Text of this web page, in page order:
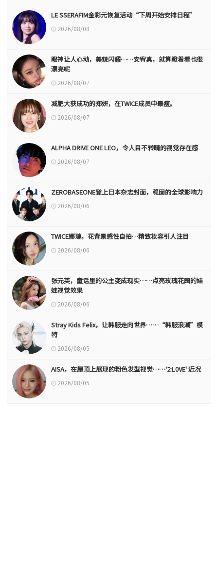
LE SSERAFIM金彩元恢复活动“下周开始安排日程”
2026/08/08
眼神让人心动，美貌闪耀……安宥真，就算瞪着看也很
漂亮呢
2026/08/07
减肥大获成功的郑妍，在TWICE成员中最瘦。
2026/08/07
ALPHA DRIVE ONE LEO，令人目不转睛的视觉存在感
2026/08/07
ZEROBASEONE登上日本杂志封面，稳固的全球影响力
2026/08/06
TWICE娜璉，花背景感性自拍…精致妆容引人注目
2026/08/06
张元英，童话里的公主变成现实……点亮玫瑰花园的娃
娃视觉效果
2026/08/06
Stray Kids Felix，让韩服走向世界……“韩服浪潮”模
特
2026/08/05
AISA，在屋顶上展现的粉色发型视觉……'2:L0VE' 近况
2026/08/05